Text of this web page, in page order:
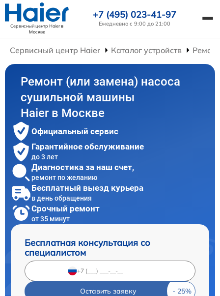
Сервисный центр Haierв
Москве
+7 (495) 023-41-97
Ежедневно с 9:00 до 21:00
Сервисный центр Haier Каталог устройств
Ремонт (или замена) насоса
сушильной машины
Haier в Москве
Официальный сервис
Гарантийное обслуживание
до 3 лет
Диагностика за наш счет,
ремонт по желанию
Бесплатный выезд курьера
в день обращения
Срочный ремонт
от 35 минут
Бесплатная консультация со
специалистом
Оставить заявку